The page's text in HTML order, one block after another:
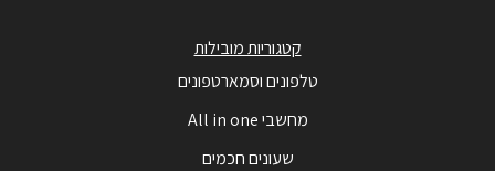
קטגוריות מובילות
טלפונים וסמארטפונים
מחשבי All in one
שעונים חכמים